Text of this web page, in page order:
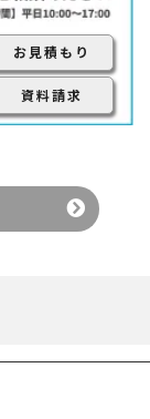
お見積もり
資料請求